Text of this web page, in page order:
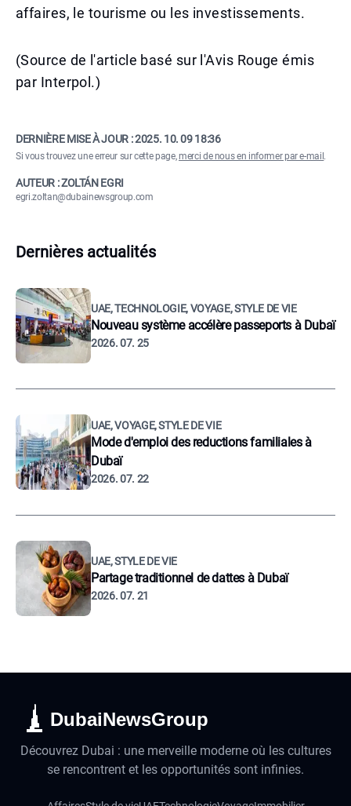
affaires, le tourisme ou les investissements.
(Source de l'article basé sur l'Avis Rouge émis
par Interpol.)
DERNIÈRE MISE À JOUR :2025. 10. 09 18:36
Si vous trouvez une erreur sur cette page,merci de nous en informer par e-mail .
AUTEUR : ZOLTÁN EGRI
egri.zoltan@dubainewsgroup.com
Dernières actualités
UAE, TECHNOLOGIE, VOYAGE, STYLE DE VIE
Nouveau système accélère passeports à Dubaï
2026. 07. 25
UAE, VOYAGE, STYLE DE VIE
Mode d'emploi des reductions familiales à
Dubaï
2026. 07. 22
UAE, STYLE DE VIE
Partage traditionnel de dattes à Dubaï
2026. 07. 21
DubaiNewsGroup
Découvrez Dubai : une merveille moderne où les cultures
se rencontrent et les opportunités sont infinies.